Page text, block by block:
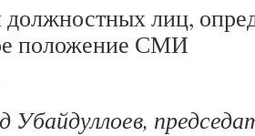
должностных лиц,
положение СМИ
Убайдуллоев,